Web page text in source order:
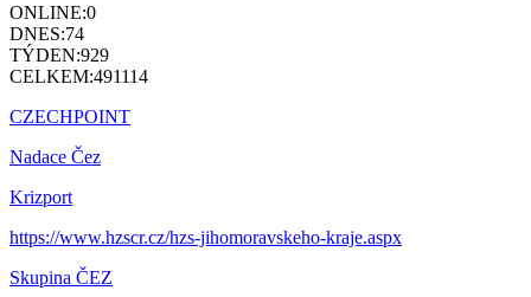
ONLINE:0
DNES:74
TÝDEN:929
CELKEM:491114
CZECHPOINT
Nadace Čez
Krizport
https://www.hzscr.cz/hzs-jihomoravskeho-kraje.aspx
Skupina ČEZ